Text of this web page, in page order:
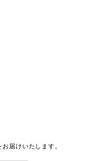
届けいたします。